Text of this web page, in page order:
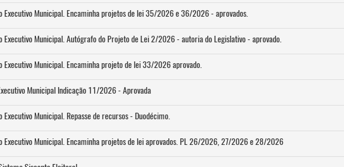
Executivo Municipal. Encaminha projetos de lei 35/2026 e 36/2026 - aprovados.
Executivo Municipal. Autógrafo do Projeto de Lei 2/2026 - autoria do Legislativo - aprovado.
Executivo Municipal. Encaminha projeto de lei 33/2026 aprovado.
Municipal Indicação 11/2026 - Aprovada
Executivo Municipal. Repasse de recursos - Duodécimo.
Executivo Municipal. Encaminha projetos de lei aprovados. PL 26/2026, 27/2026 e 28/2026